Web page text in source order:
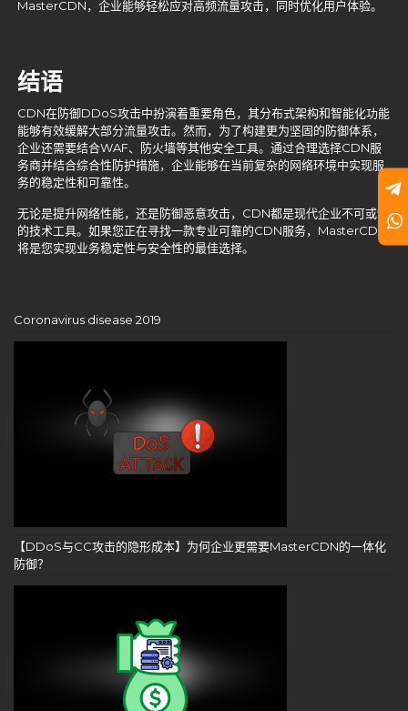
MasterCDN，企业能够轻松应对高频流量攻击，同时优化用户体验。
结语
CDN在防御DDoS攻击中扮演着重要角色，其分布式架构和智能化功能
能够有效缓解大部分流量攻击。然而，为了构建更为坚固的防御体系，
企业还需要结合WAF、防火墙等其他安全工具。通过合理选择CDN服
务商并结合综合性防护措施，企业能够在当前复杂的网络环境中实现服
务的稳定性和可靠性。
无论是提升网络性能，还是防御恶意攻击，CDN都是现代企业不可或缺
的技术工具。如果您正在寻找一款专业可靠的CDN服务，MasterCDN
将是您实现业务稳定性与安全性的最佳选择。
Coronavirus disease 2019
【DDoS与CC攻击的隐形成本】为何企业更需要MasterCDN的一体化
防御？